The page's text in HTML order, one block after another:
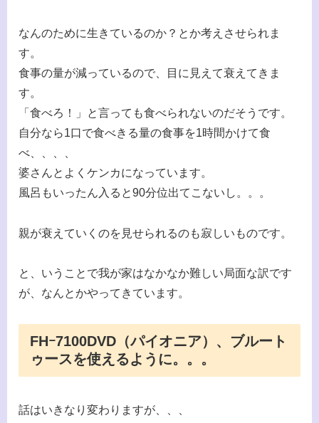
なんのために生きているのか？とか考えさせられま
す。
食事の量が減っているので、目に見えて衰えてきま
す。
「食べろ！」と言っても食べられないのだそうです。
自分なら1口で食べきる量の食事を1時間かけて食
べ、、、、
婆さんとよくケンカになっています。
風呂もいったん入ると90分位出てこないし。。。
親が衰えていくのを見せられるのも寂しいものです。
と、いうことで我が家はなかなか難しい局面な訳です
が、なんとかやってきています。
FHｰ7100DVD（パイオニア）、ブルート
ゥースを使えるように。。。
話はいきなり変わりますが、、、